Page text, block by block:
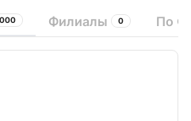
Филиалы 0 По